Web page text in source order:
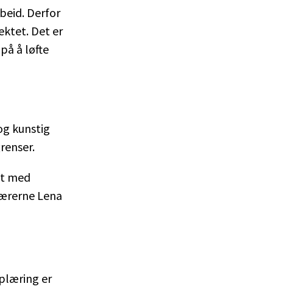
Derfor
Det er
å løfte
kunstig
med
Lena
er